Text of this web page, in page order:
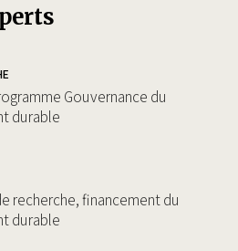
Gouvernance du
durable
recherche, financement du
durable